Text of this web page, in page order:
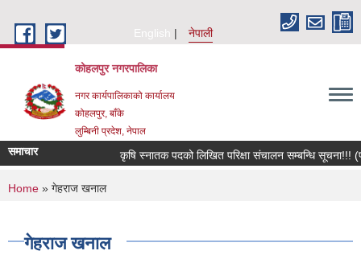
English
नेपाली
कोहलपुर नगरपालिका
नगर कार्यपालिकाको कार्यालय
कोहलपुर, बाँके
लुम्बिनी प्रदेश, नेपाल
समाचार कृषि स्नातक पदको लिखित परिक्षा संचालन सम्बन्धि सूचना!!!
You are here
Home » गेहराज खनाल
गेहराज खनाल